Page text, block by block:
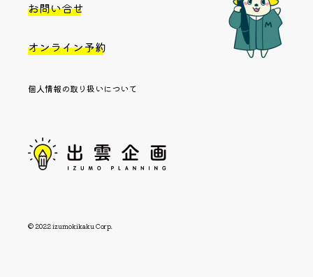
お問い合せ
オンライン予約
個人情報の取り扱いについて
© 2022 izumokikaku Corp.